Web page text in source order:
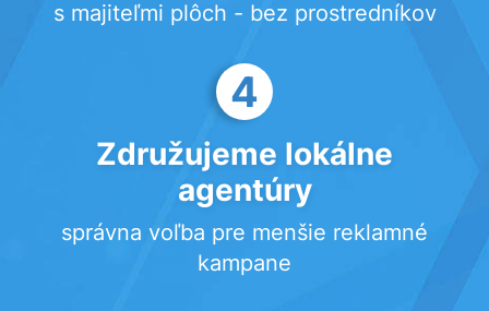
s majiteľmi plôch - bez prostredníkov
4
Združujeme lokálne
agentúry
správna voľba pre menšie reklamné
kampane